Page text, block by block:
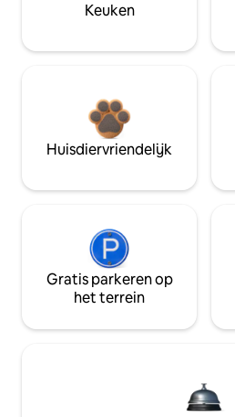
Keuken
Huisdiervriendelijk
Gratis parkeren op
het terrein